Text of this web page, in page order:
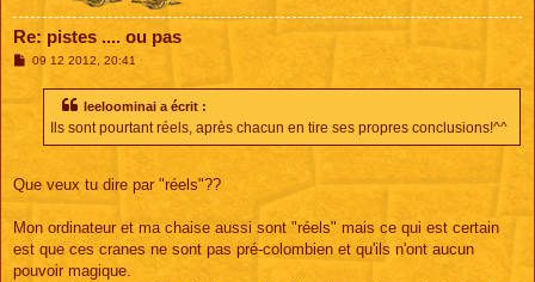
Re: pistes .... ou pas
M09 12 2012, 20:41
leeloominai a écrit :
Ils sont pourtant réels, après chacun en tire ses propres conclusions!^^
Que veux tu dire par "réels"??
Mon ordinateur et ma chaise aussi sont "réels" mais ce qui est certain
est que ces cranes ne sont pas pré-colombien et qu'ils n'ont aucun
pouvoir magique.